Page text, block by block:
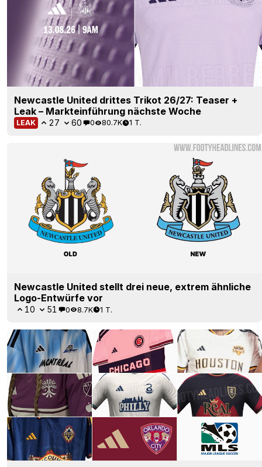
Newcastle United drittes Trikot 26/27: Teaser +
Leak – Markteinführung nächste Woche
LEAK 27 60 0 80.7K 1 T.
Newcastle United stellt drei neue, extrem ähnliche
Logo-Entwürfe vor
10 51 0 8.7K 1 T.